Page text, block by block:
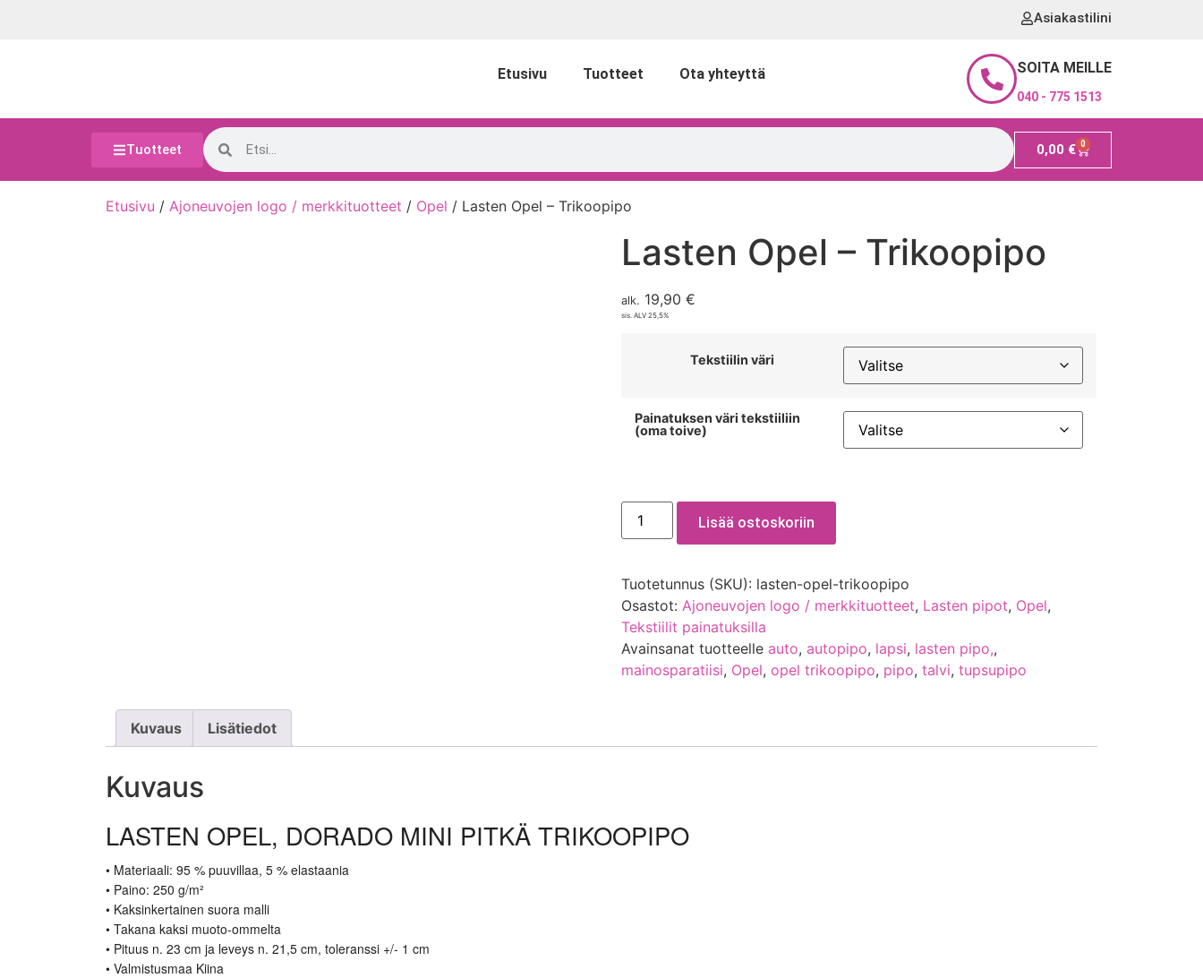
Asiakastilini
Etusivu Tuotteet Ota yhteyttä SOITA MEILLE
040 - 775 1513
Tuotteet 0,00 € 0
Etusivu / Ajoneuvojen logo / merkkituotteet / Opel / Lasten Opel – Trikoopipo
Lasten Opel – Trikoopipo
alk. 19,90€
sis. ALV 25,5%
Tekstiilin väri
Painatuksen väri tekstiiliin
(oma toive)
Lisää ostoskoriin
Tuotetunnus (SKU): lasten-opel-trikoopipo
Osastot: Ajoneuvojen logo / merkkituotteet, Lasten pipot, Opel,
Tekstiilit painatuksilla
Avainsanat tuotteelle auto, autopipo, lapsi, lasten pipo,,
mainosparatiisi, Opel,opel trikoopipo, pipo,talvi,tupsupipo
Kuvaus Lisätiedot
Kuvaus
LASTEN OPEL, DORADO MINI PITKÄ TRIKOOPIPO
• Materiaali: 95 % puuvillaa, 5 % elastaania
• Paino: 250 g/m²
• Kaksinkertainen suora malli
• Takana kaksi muoto-ommelta
• Pituus n. 23 cm ja leveys n. 21,5 cm, toleranssi +/- 1 cm
• Valmistusmaa Kiina